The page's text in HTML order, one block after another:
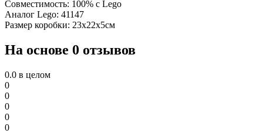
Совместимость: 100% с Lego
Аналог Lego: 41147
Размер коробки: 23х22х5см
На основе 0 отзывов
0.0 в целом
0
0
0
0
0